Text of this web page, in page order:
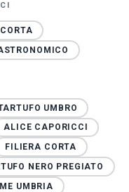
UMBRO
ALICE CAPORICCI
FILIERA CORTA
NERO PREGIATO
UMBRIA